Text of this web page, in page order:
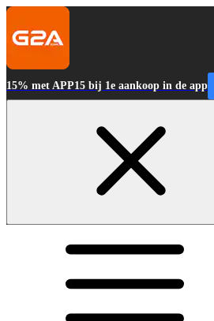
15% met APP15 bij 1e aankoop in de app